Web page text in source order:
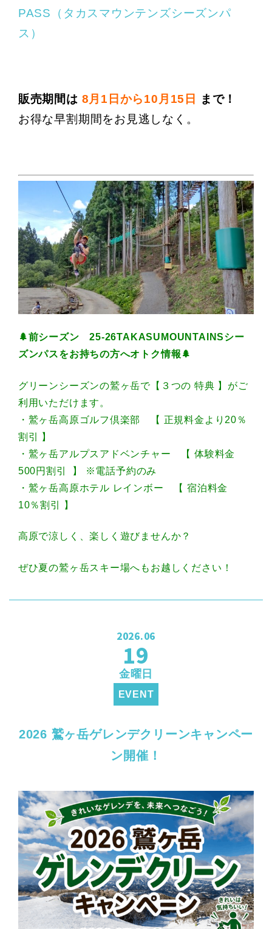
PASS（タカスマウンテンズシーズンパ
ス）
販売期間は 8月1日から10月15日
まで！
お得な早割期間をお見逃しなく。
🌲前シーズン 25-26TAKASUMOUNTAINSシー
ズンパスをお持ちの方へオトク情報🌲
グリーンシーズンの鷲ヶ岳で【３つの 特典 】がご
利用いただけます。
・鷲ヶ岳高原ゴルフ倶楽部 【 正規料金より20％
割引 】
・鷲ヶ岳アルプスアドベンチャー 【 体験料金
500円割引 】 ※電話予約のみ
・鷲ヶ岳高原ホテル レインボー 【 宿泊料金
10％割引 】
高原で涼しく、楽しく遊びませんか？
ぜひ夏の鷲ヶ岳スキー場へもお越しください！
2026.06
19
金曜日
EVENT
2026 鷲ヶ岳ゲレンデクリーンキャンペー
ン開催！